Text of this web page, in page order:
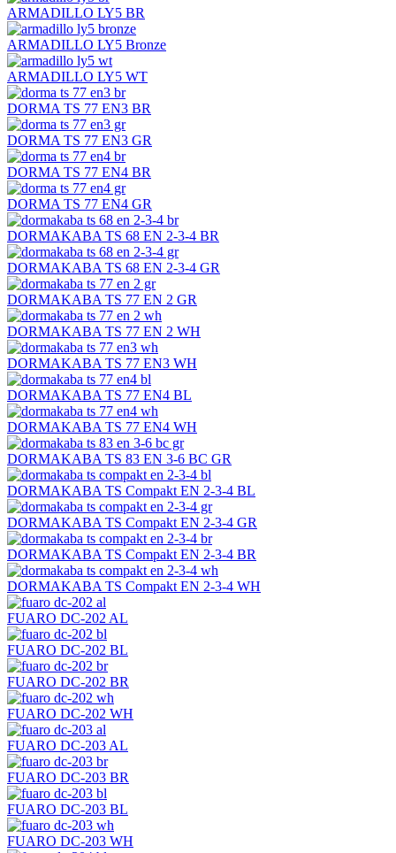
ARMADILLO LY5 BR
ARMADILLO LY5 Bronze
ARMADILLO LY5 WT
DORMA TS 77 EN3 BR
DORMA TS 77 EN3 GR
DORMA TS 77 EN4 BR
DORMA TS 77 EN4 GR
DORMAKABA TS 68 EN 2-3-4 BR
DORMAKABA TS 68 EN 2-3-4 GR
DORMAKABA TS 77 EN 2 GR
DORMAKABA TS 77 EN 2 WH
DORMAKABA TS 77 EN3 WH
DORMAKABA TS 77 EN4 BL
DORMAKABA TS 77 EN4 WH
DORMAKABA TS 83 EN 3-6 BC GR
DORMAKABA TS Compakt EN 2-3-4 BL
DORMAKABA TS Compakt EN 2-3-4 GR
DORMAKABA TS Compakt EN 2-3-4 BR
DORMAKABA TS Compakt EN 2-3-4 WH
FUARO DC-202 AL
FUARO DC-202 BL
FUARO DC-202 BR
FUARO DC-202 WH
FUARO DC-203 AL
FUARO DC-203 BR
FUARO DC-203 BL
FUARO DC-203 WH